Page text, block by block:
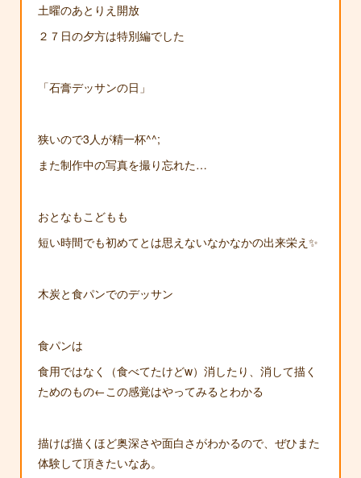
土曜のあとりえ開放
２７日の夕方は特別編でした
「石膏デッサンの日」
狭いので3人が精一杯^^;
また制作中の写真を撮り忘れた…
おとなもこどもも
短い時間でも初めてとは思えないなかなかの出来栄え✨
木炭と食パンでのデッサン
食パンは
食用ではなく（食べてたけどw）消したり、消して描く
ためのもの←この感覚はやってみるとわかる
描けば描くほど奥深さや面白さがわかるので、ぜひまた
体験して頂きたいなあ。